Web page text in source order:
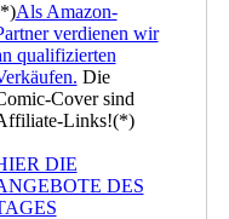
Als Amazon-
verdienen wir
qualifizierten
Die
Cover sind
Links!(*)
DIE
DES